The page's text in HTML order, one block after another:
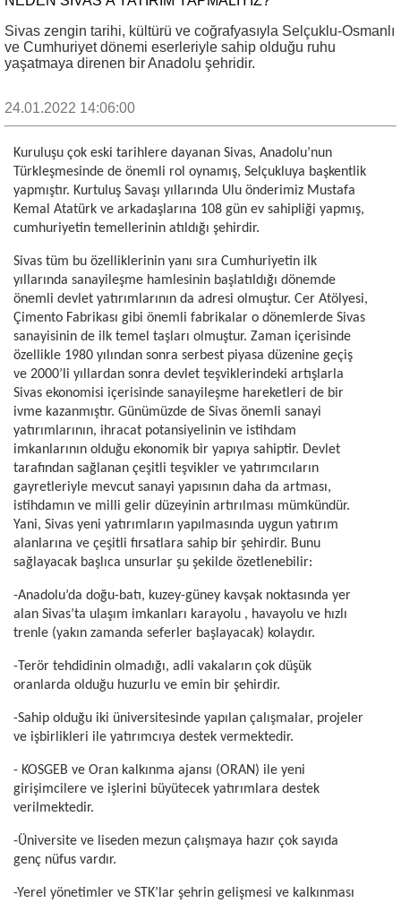
Sivas zengin tarihi, kültürü ve coğrafyasıyla Selçuklu-Osmanlı
ve Cumhuriyet dönemi eserleriyle sahip olduğu ruhu
yaşatmaya direnen bir Anadolu şehridir.
24.01.2022 14:06:00
Kuruluşu çok eski tarihlere dayanan Sivas, Anadolu’nun
Türkleşmesinde de önemli rol oynamış, Selçukluya başkentlik
yapmıştır. Kurtuluş Savaşı yıllarında Ulu önderimiz Mustafa
Kemal Atatürk ve arkadaşlarına 108 gün ev sahipliği yapmış,
cumhuriyetin temellerinin atıldığı şehirdir.
Sivas tüm bu özelliklerinin yanı sıra Cumhuriyetin ilk
yıllarında sanayileşme hamlesinin başlatıldığı dönemde
önemli devlet yatırımlarının da adresi olmuştur. Cer Atölyesi,
Çimento Fabrikası gibi önemli fabrikalar o dönemlerde Sivas
sanayisinin de ilk temel taşları olmuştur. Zaman içerisinde
özellikle 1980 yılından sonra serbest piyasa düzenine geçiş
ve 2000’li yıllardan sonra devlet teşviklerindeki artışlarla
Sivas ekonomisi içerisinde sanayileşme hareketleri de bir
ivme kazanmıştır. Günümüzde de Sivas önemli sanayi
yatırımlarının, ihracat potansiyelinin ve istihdam
imkanlarının olduğu ekonomik bir yapıya sahiptir. Devlet
tarafından sağlanan çeşitli teşvikler ve yatırımcıların
gayretleriyle mevcut sanayi yapısının daha da artması,
istihdamın ve milli gelir düzeyinin artırılması mümkündür.
Yani, Sivas yeni yatırımların yapılmasında uygun yatırım
alanlarına ve çeşitli fırsatlara sahip bir şehirdir. Bunu
sağlayacak başlıca unsurlar şu şekilde özetlenebilir:
-Anadolu’da doğu-batı, kuzey-güney kavşak noktasında yer
alan Sivas’ta ulaşım imkanları karayolu , havayolu ve hızlı
trenle (yakın zamanda seferler başlayacak) kolaydır.
-Terör tehdidinin olmadığı, adli vakaların çok düşük
oranlarda olduğu huzurlu ve emin bir şehirdir.
-Sahip olduğu iki üniversitesinde yapılan çalışmalar, projeler
ve işbirlikleri ile yatırımcıya destek vermektedir.
- KOSGEB ve Oran kalkınma ajansı (ORAN) ile yeni
girişimcilere ve işlerini büyütecek yatırımlara destek
verilmektedir.
-Üniversite ve liseden mezun çalışmaya hazır çok sayıda
genç nüfus vardır.
-Yerel yönetimler ve STK’lar şehrin gelişmesi ve kalkınması